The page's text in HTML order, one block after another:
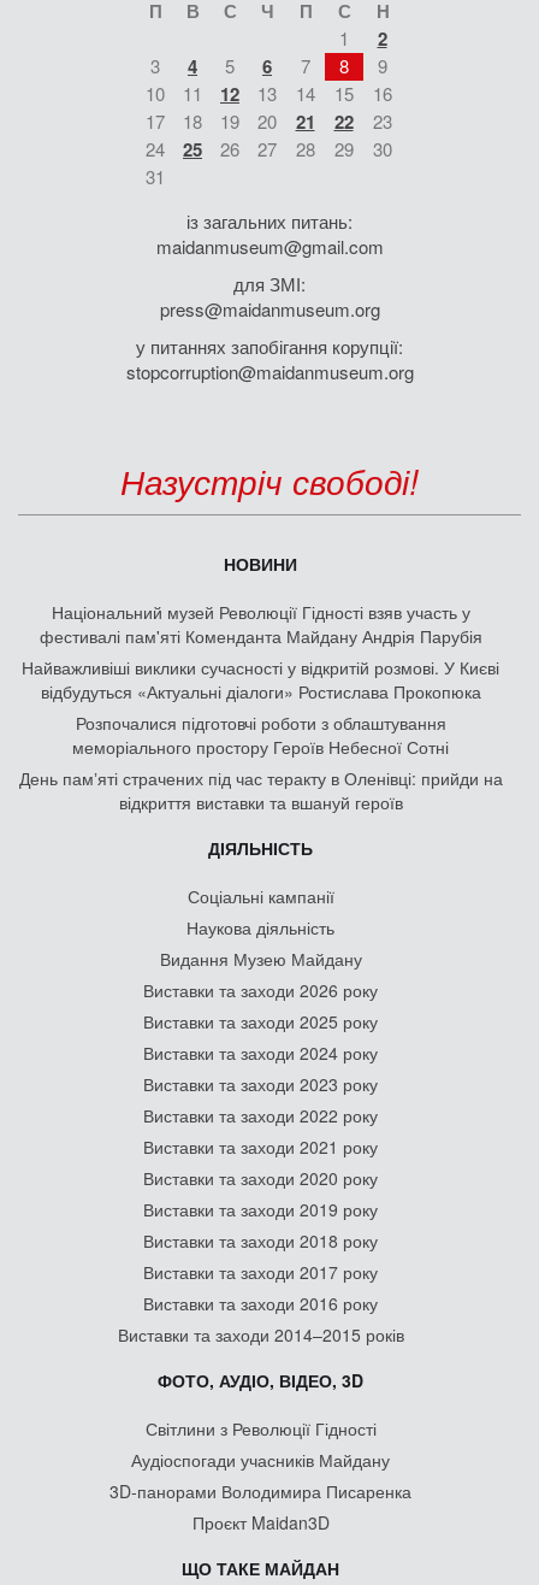
П В С Ч П С Н
1 2
3 4 5 6 7 8
9
10
11 12 13 14 15
16
17
18 19 20 21 22
23
24
25 26 27 28 29
30
31
із загальних питань:
maidanmuseum@gmail.com
для ЗМІ:
press@maidanmuseum.org
у питаннях запобігання корупції:
stopcorruption@maidanmuseum.org
Назустріч свободі!
НОВИНИ
Національний музей Революції Гідності взяв участь у
фестивалі пам'яті Коменданта Майдану Андрія Парубія
Найважливіші виклики сучасності у відкритій розмові. У Києві
відбудуться «Актуальні діалоги» Ростислава Прокопюка
Розпочалися підготовчі роботи з облаштування
меморіального простору Героїв Небесної Сотні
День памʼяті страчених під час теракту в Оленівці: прийди на
відкриття виставки та вшануй героїв
ДІЯЛЬНІСТЬ
Соціальні кампанії
Наукова діяльність
Видання Музею Майдану
Виставки та заходи 2026 року
Виставки та заходи 2025 року
Виставки та заходи 2024 року
Виставки та заходи 2023 року
Виставки та заходи 2022 року
Виставки та заходи 2021 року
Виставки та заходи 2020 року
Виставки та заходи 2019 року
Виставки та заходи 2018 року
Виставки та заходи 2017 року
Виставки та заходи 2016 року
Виставки та заходи 2014–2015 років
ФОТО, АУДІО, ВІДЕО, 3D
Світлини з Революції Гідності
Аудіоспогади учасників Майдану
3D-панорами Володимира Писаренка
Проєкт Maidan3D
ЩО ТАКЕ МАЙДАН